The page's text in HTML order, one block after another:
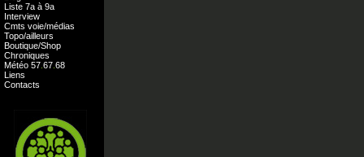
Liste 7a à 9a
Interview
Cmts voie/médias
Topo/ailleurs
Boutique/Shop
Chroniques
Météo 57 67 68
Liens
Contacts